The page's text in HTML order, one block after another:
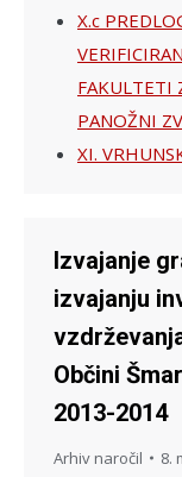
X.c
FAKULTETI
PANOŽNI
XI.
Izvajanje
izvajanju
Občini
2013-2014
Arhiv naročil 8.